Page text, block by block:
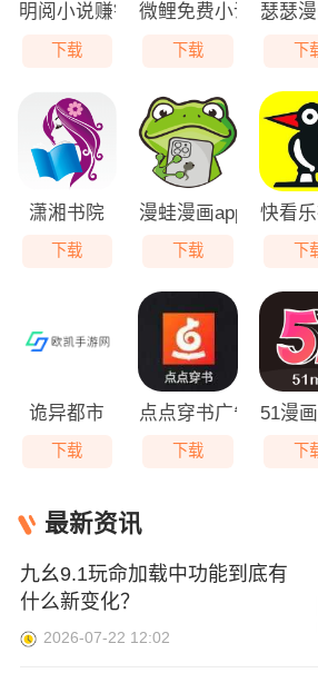
明阅小说赚钱下载
下载
微鲤免费小说下载
下载
瑟瑟
下
潇湘书院
下载
漫蛙漫画app免费版
下载
快看
下
诡异都市
下载
点点穿书广告下载安
下载
51漫
下
最新资讯
九幺9.1玩命加载中功能到底有
什么新变化？
2026-07-22 12:02